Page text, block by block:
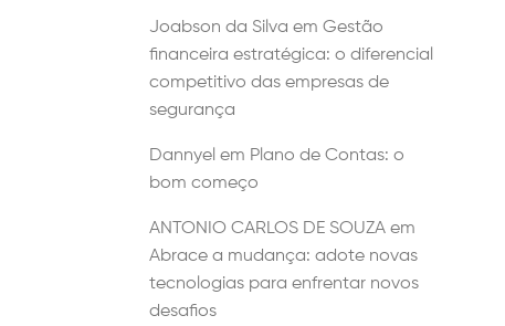
Joabson da Silva em Gestão
financeira estratégica: o diferencial
competitivo das empresas de
segurança
Dannyel em Plano de Contas: o
bom começo
ANTONIO CARLOS DE SOUZA em
Abrace a mudança: adote novas
tecnologias para enfrentar novos
desafios